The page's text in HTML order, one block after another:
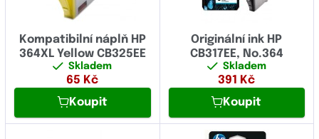
Kompatibilní náplň HP
364XL Yellow CB325EE
Skladem
65 Kč
Koupit
Originální ink HP
CB317EE, No.364
Skladem
391 Kč
Koupit